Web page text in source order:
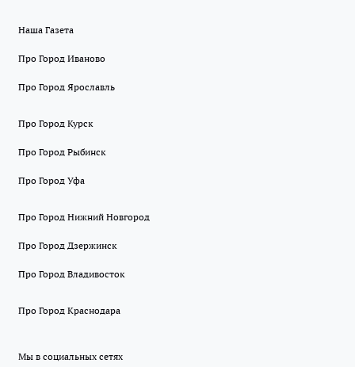
Наша Газета
Про Город Иваново
Про Город Ярославль
Про Город Курск
Про Город Рыбинск
Про Город Уфа
Про Город Нижний Новгород
Про Город Дзержинск
Про Город Владивосток
Про Город Краснодара
Мы в социальных сетях